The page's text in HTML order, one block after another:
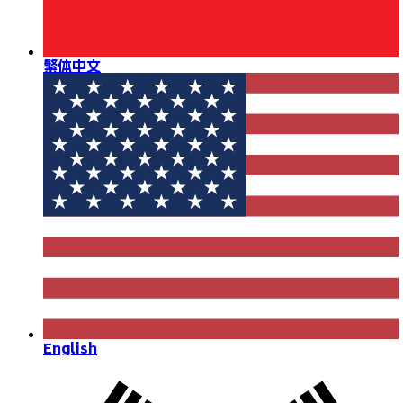
繁体中文
English